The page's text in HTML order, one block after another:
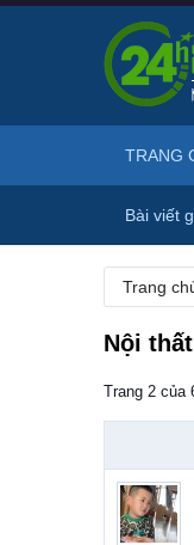
Trang
Nội
Trang 2 của
TRANG
Bài viết